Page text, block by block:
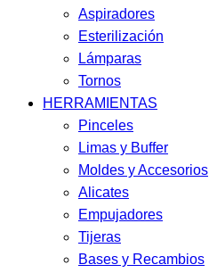
Aspiradores
Esterilización
Lámparas
Tornos
HERRAMIENTAS
Pinceles
Limas y Buffer
Moldes y Accesorios
Alicates
Empujadores
Tijeras
Bases y Recambios